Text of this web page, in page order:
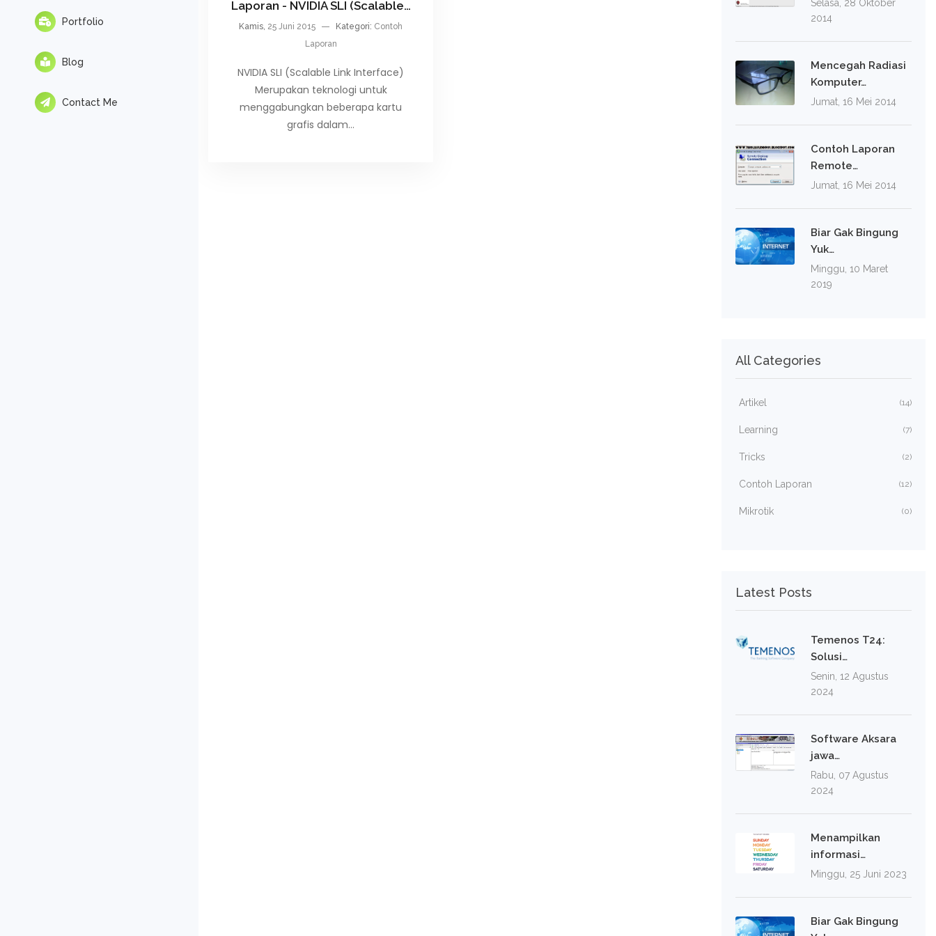
Portfolio
Blog
Contact Me
Laporan - NVIDIA SLI (Scalable…
Kamis, 25 Juni 2015 Kategori: Contoh
Laporan
NVIDIA SLI (Scalable Link Interface)
Merupakan teknologi untuk
menggabungkan beberapa kartu
grafis dalam…
Selasa, 28 Oktober
2014
Mencegah Radiasi
Komputer…
Jumat, 16 Mei 2014
Contoh Laporan
Remote…
Jumat, 16 Mei 2014
Biar Gak Bingung
Yuk…
Minggu, 10 Maret
2019
All Categories
Artikel (14)
Learning (7)
Tricks (2)
Contoh Laporan (12)
Mikrotik (0)
Latest Posts
Temenos T24:
Solusi…
Senin, 12 Agustus
2024
Software Aksara
jawa…
Rabu, 07 Agustus
2024
Menampilkan
informasi…
Minggu, 25 Juni 2023
Biar Gak Bingung